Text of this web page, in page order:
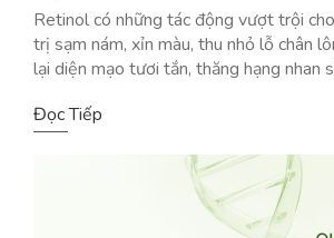
Retinol có những tác động vượt trội
trị sạm nám, xỉn màu, thu nhỏ lỗ chân
lại diện mạo tươi tắn, thăng hạng nhan
Đọc Tiếp